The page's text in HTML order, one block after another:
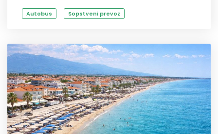
Autobus Sopstveni prevoz